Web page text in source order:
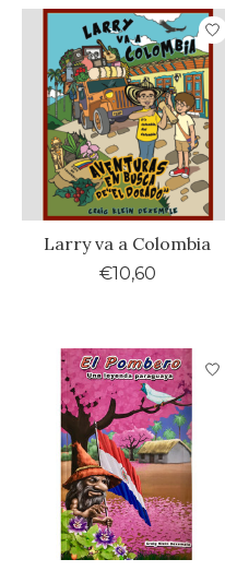
Larry va a Colombia
€10,60